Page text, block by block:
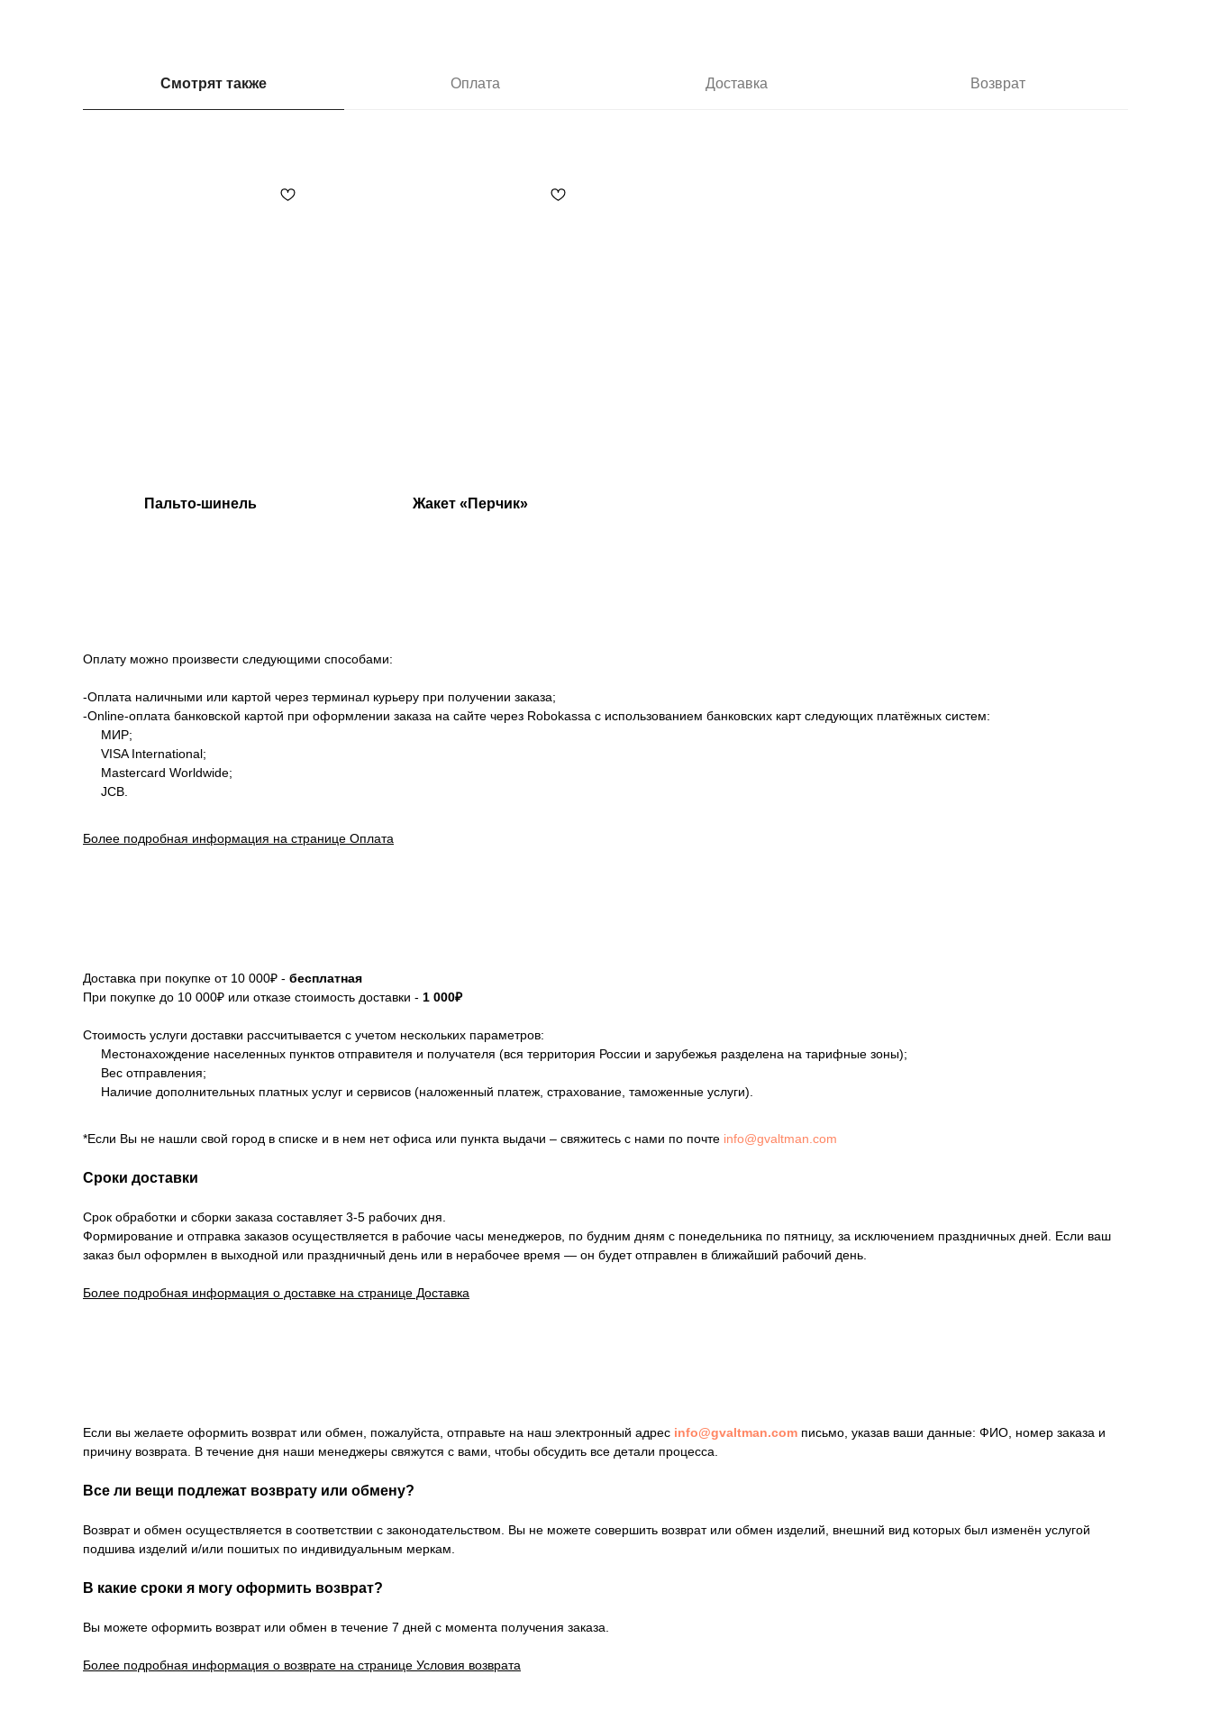
Смотрят также Оплата Доставка Возврат
Пальто-шинель Жакет «Перчик»
Оплату можно произвести следующими способами:
-Оплата наличными или картой через терминал курьеру при получении заказа;
-Оnline-оплата банковской картой при оформлении заказа на сайте через Robokassa с использованием банковских карт следующих платёжных систем:
МИР;
VISA International;
Mastercard Worldwide;
JCB.
Более подробная информация на странице Оплата
Доставка при покупке от 10 000₽ - бесплатная
При покупке до 10 000₽ или отказе стоимость доставки - 1 000₽
Стоимость услуги доставки рассчитывается с учетом нескольких параметров:
Местонахождение населенных пунктов отправителя и получателя (вся территория России и зарубежья разделена на тарифные зоны);
Вес отправления;
Наличие дополнительных платных услуг и сервисов (наложенный платеж, страхование, таможенные услуги).
*Если Вы не нашли свой город в списке и в нем нет офиса или пункта выдачи – свяжитесь с нами по почте info@gvaltman.com
Сроки доставки
Срок обработки и сборки заказа составляет 3-5 рабочих дня.
Формирование и отправка заказов осуществляется в рабочие часы менеджеров, по будним дням с понедельника по пятницу, за исключением праздничных дней. Если ваш
заказ был оформлен в выходной или праздничный день или в нерабочее время — он будет отправлен в ближайший рабочий день.
Более подробная информация о доставке на странице Доставка
Если вы желаете оформить возврат или обмен, пожалуйста, отправьте на наш электронный адрес info@gvaltman.com письмо, указав ваши данные: ФИО, номер заказа и
причину возврата. В течение дня наши менеджеры свяжутся с вами, чтобы обсудить все детали процесса.
Все ли вещи подлежат возврату или обмену?
Возврат и обмен осуществляется в соответствии с законодательством. Вы не можете совершить возврат или обмен изделий, внешний вид которых был изменён услугой
подшива изделий и/или пошитых по индивидуальным меркам.
В какие сроки я могу оформить возврат?
Вы можете оформить возврат или обмен в течение 7 дней с момента получения заказа.
Более подробная информация о возврате на странице Условия возврата